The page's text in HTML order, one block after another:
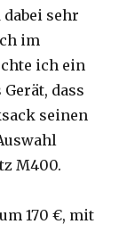
sehr
im
ich ein
dass
seinen
M400.
170 €, mit